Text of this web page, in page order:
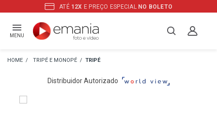
ATÉ 12X E PREÇO ESPECIAL NO BOLETO
MENU
TRIPÉ E MONOPÉ TRIPÉ
Distribuidor Autorizado